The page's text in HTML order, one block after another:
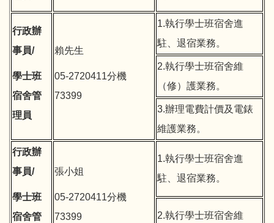
行政辦
事員/
學士班
宿舍管
理員
賴先生
05-2720411分機
73399
1.執行學士班宿舍進
駐、退宿業務。
2.執行學士班宿舍維
（修）護業務。
3.辦理電費計價及電錶
維護業務。
行政辦
事員/
學士班
宿舍管
張小姐
05-2720411分機
73399
1.執行學士班宿舍進
駐、退宿業務。
2.執行學士班宿舍維